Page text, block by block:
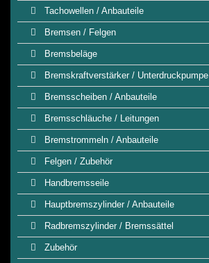
Tachowellen / Anbauteile
Bremsen / Felgen
Bremsbeläge
Bremskraftverstärker / Unterdruckpumpe
Bremsscheiben / Anbauteile
Bremsschläuche / Leitungen
Bremstrommeln / Anbauteile
Felgen / Zubehör
Handbremsseile
Hauptbremszylinder / Anbauteile
Radbremszylinder / Bremssättel
Zubehör